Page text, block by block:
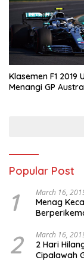
Klasemen F1 2019
Menangi GP
Popular Post
1 March 16,
Menag
2 March 16,
2 Hari
Cipalawah